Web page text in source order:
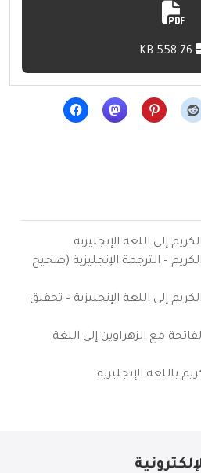
إلى اللغة الإنجليزية
– الترجمة الإنجليزية (صحيح
إلى اللغة الإنجليزية – تحقيق
مع الزهراوين إلى اللغة
باللغة الإنجليزية